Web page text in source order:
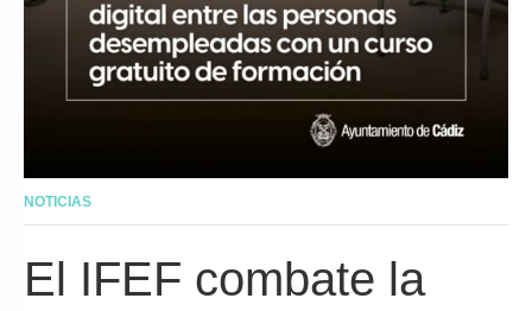
NOTICIAS
El IFEF combate la